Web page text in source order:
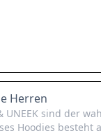
Herren
UNEEK sind der
Hoodies besteht